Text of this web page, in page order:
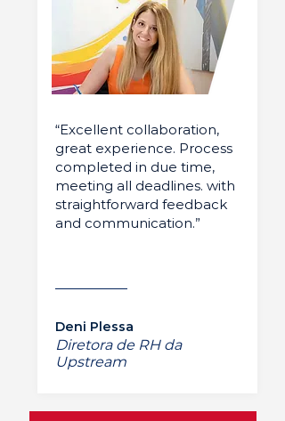
“Excellent collaboration,
great experience. Process
completed in due time,
meeting all deadlines. with
straightforward feedback
and communication.”
Deni Plessa
Diretora de RH da
Upstream